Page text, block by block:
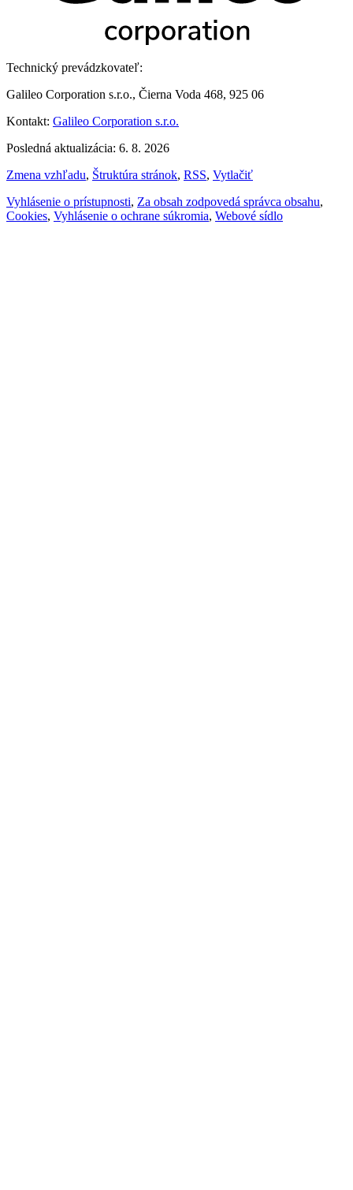
Technický prevádzkovateľ:
Galileo Corporation s.r.o., Čierna Voda 468, 925 06
Kontakt: Galileo Corporation s.r.o.
Posledná aktualizácia: 6. 8. 2026
Zmena vzhľadu, Štruktúra stránok, RSS, Vytlačiť
Vyhlásenie o prístupnosti, Za obsah zodpovedá správca obsahu,
Cookies, Vyhlásenie o ochrane súkromia, Webové sídlo